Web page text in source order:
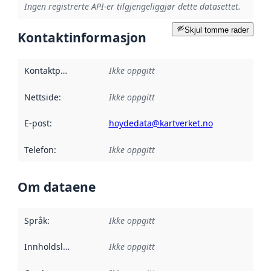
Ingen registrerte API-er tilgjengeliggjør dette datasettet.
Skjul tomme rader
Kontaktinformasjon
Kontaktpunkt Ikke oppgitt
Nettside: Ikke oppgitt
E-post: hoydedata@kartverket.no
Telefon: Ikke oppgitt
Om dataene
Språk: Ikke oppgitt
Innholdsleverandører :
Ikke oppgitt